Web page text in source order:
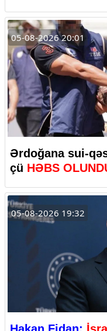
05-08-2026 20:01
Ərdoğana sui-
çü HƏBS
05-08-2026 19:32
Hakan Fidan: